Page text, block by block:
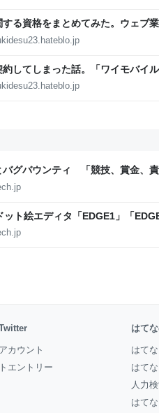
る資格をまとめてみた。ウェブ
木です。別館
してしまった話。「ワイモバイ
木です。別館
バグバウンティ 「競技、賞金、
】 - レバテックLAB
ット絵エディタ「EDGE1」「
フォーカス】 - レバテックLAB
カウント
エントリー
はて
はて
はて
人力
はて